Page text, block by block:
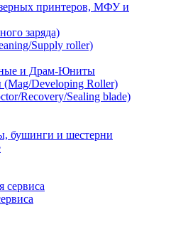
принтеров, МФУ и
заряда)
Supply roller)
и Драм-Юниты
Developing Roller)
Recovery/Sealing blade)
бушинги и шестерни